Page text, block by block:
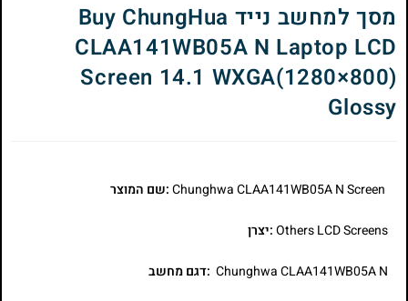
מסך למחשב נייד Buy ChungHua
CLAA141WB05A N Laptop LCD
Screen 14.1 WXGA(1280×800)
Glossy
:שם המוצר
Others LCD Screens:יצרן
Chunghwa CLAA141WB05A N :דגם מחשב